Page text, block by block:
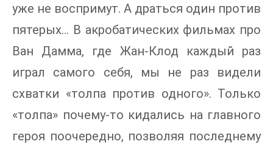
уже не воспримут. А драться один против
пятерых… В акробатических фильмах про
Ван Дамма, где Жан-Клод каждый раз
играл самого себя, мы не раз видели
схватки «толпа против одного». Только
«толпа» почему-то кидались на главного
героя поочередно, позволяя последнему